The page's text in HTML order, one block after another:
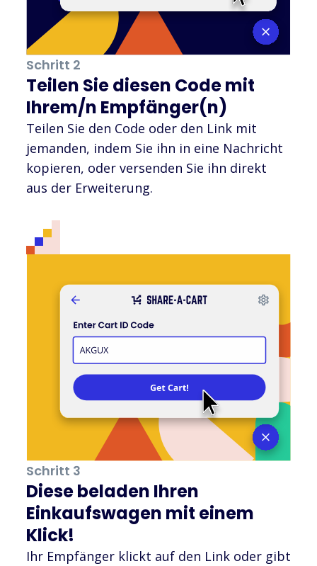
Schritt 2
Teilen Sie diesen Code mit
Ihrem/n Empfänger(n)
Teilen Sie den Code oder den Link mit
jemanden, indem Sie ihn in eine Nachricht
kopieren, oder versenden Sie ihn direkt
aus der Erweiterung.
Schritt 3
Diese beladen Ihren
Einkaufswagen mit einem
Klick!
Ihr Empfänger klickt auf den Link oder gibt